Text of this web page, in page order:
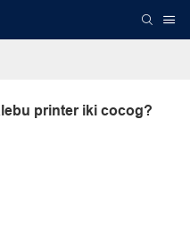
printer iki cocog?